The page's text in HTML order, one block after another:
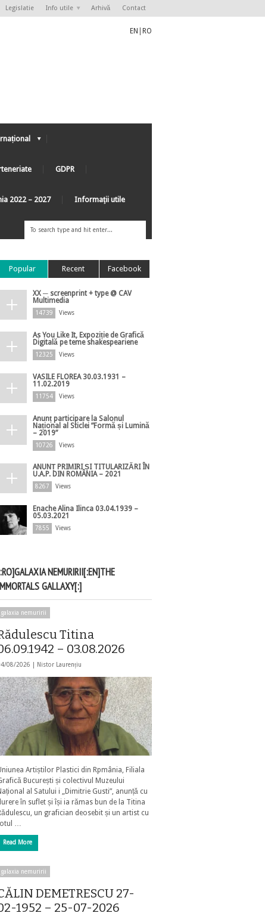
Legislatie Info utile Arhivă Contact
EN RO
GDPR
2022 – 2027 Informaţii utile
Popular Recent Facebook
XX ─ screenprint + type @ CAV
Multimedia
14739 Views
As You Like It, Expoziție de Grafică
Digitală pe teme shakespeariene
12325 Views
VASILE FLOREA 30.03.1931 –
11.02.2019
11754 Views
Anunț participare la Salonul
Național al Sticlei ”Formă și Lumină
– 2019”
10726 Views
ANUNȚ PRIMIRI ȘI TITULARIZĂRI ÎN
U.A.P. DIN ROMÂNIA – 2021
8267 Views
Enache Alina Ilinca 03.04.1939 –
05.03.2021
7855 Views
NEMURIRII[:EN]THE
GALLAXY[:]
galaxia nemuririi
Titina
– 03.08.2026
08/2026 | Nistor Laurențiu
Artiștilor Plastici din Rpmânia, Filiala
București și colectivul Muzeului
al Satului i „Dimitrie Gusti”, anunță cu
în suflet și își ia rămas bun de la Titina
un grafician deosebit și un artist cu
…
Read More
galaxia nemuririi
DEMETRESCU 27-
1952 – 25-07-2026